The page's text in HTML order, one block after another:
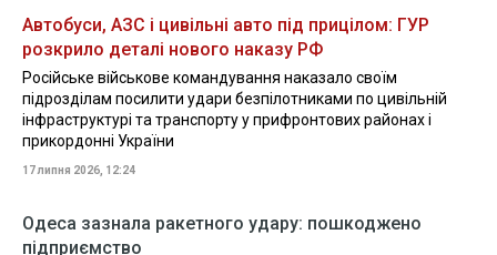
Автобуси, АЗС і цивільні авто під прицілом: ГУР
розкрило деталі нового наказу РФ
Російське військове командування наказало своїм
підрозділам посилити удари безпілотниками по цивільній
інфраструктурі та транспорту у прифронтових районах і
прикордонні України
17 липня 2026, 12:24
Одеса зазнала ракетного удару: пошкоджено
підприємство